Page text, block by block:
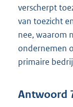
verscherpt
van toezicht
nee, waarom
ondernemen
primaire
Antwoord